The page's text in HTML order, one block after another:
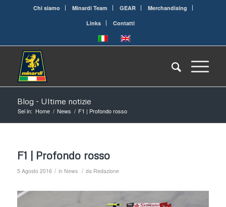
Chi siamo Minardi Team GEAR
Merchandising
Links
Contatti
Blog - Ultime notizie
Sei in: Home / News / F1 | Profondo rosso
F1 | Profondo rosso
5 Agosto 2016 / in News / da Redazione